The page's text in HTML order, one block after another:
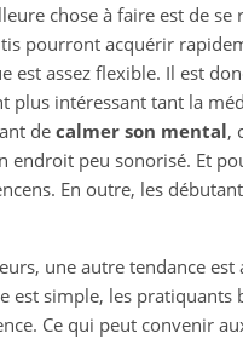
chose à faire est de
pourront acquérir
est assez flexible. Il est
plus intéressant tant la
decalmer son mental,
endroit peu sonorisé. Et
En outre, les
une autre tendance
est simple, les pratiquants
Ce qui peut convenir